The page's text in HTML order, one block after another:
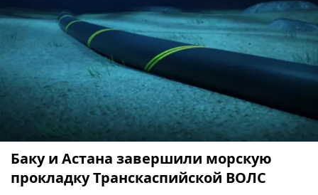
Баку и Астана завершили морскую
прокладку Транскаспийской ВОЛС